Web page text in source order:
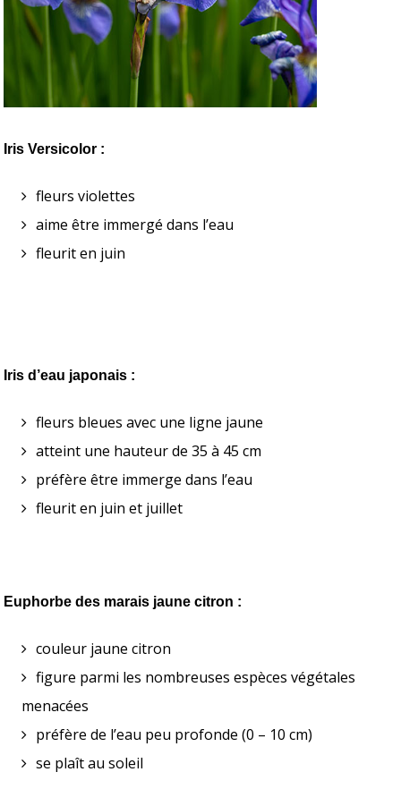
Iris Versicolor :
fleurs violettes
aime être immergé dans l’eau
fleurit en juin
Iris d’eau japonais :
fleurs bleues avec une ligne jaune
atteint une hauteur de 35 à 45 cm
préfère être immerge dans l’eau
fleurit en juin et juillet
Euphorbe des marais jaune citron :
couleur jaune citron
figure parmi les nombreuses espèces végétales
menacées
préfère de l’eau peu profonde (0 – 10 cm)
se plaît au soleil